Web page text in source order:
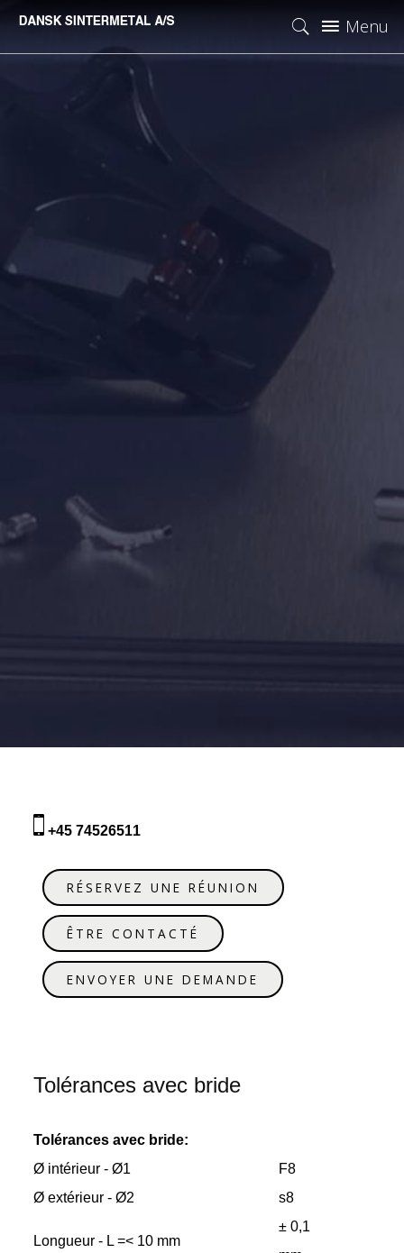
+45 74526511
RÉSERVEZ UNE RÉUNION
ÊTRE CONTACTÉ
ENVOYER UNE DEMANDE
Tolérances avec bride
Tolérances avec bride:
Ø intérieur - Ø1
F8
Ø extérieur - Ø2
s8
Longueur - L =< 10 mm
± 0,1